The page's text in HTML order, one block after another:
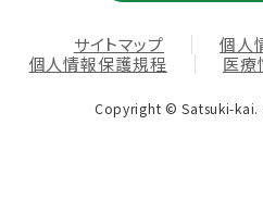
サイトマップ
個人
個人情報保護規程
医療
Copyright © Satsuki-kai.